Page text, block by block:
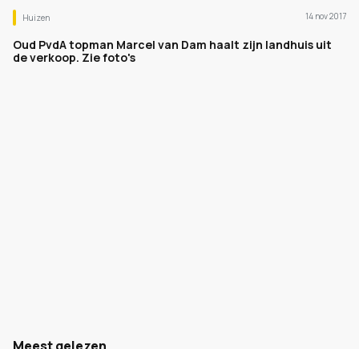
Huizen 14 nov 2017
Oud PvdA topman Marcel van Dam haalt zijn landhuis uit
de verkoop. Zie foto's